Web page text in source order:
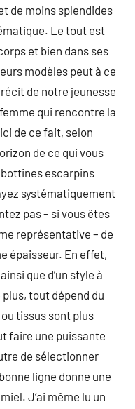
de moins splendides
Le tout est
et bien dans ses
modèles peut à ce
de notre jeunesse
qui rencontre la
de ce fait, selon
de ce qui vous
escarpins
systématiquement
pas – si vous êtes
représentative – de
épaisseur. En effet,
que d’un style à
tout dépend du
tissus sont plus
faire une puissante
de sélectionner
ligne donne une
J’ai même lu un